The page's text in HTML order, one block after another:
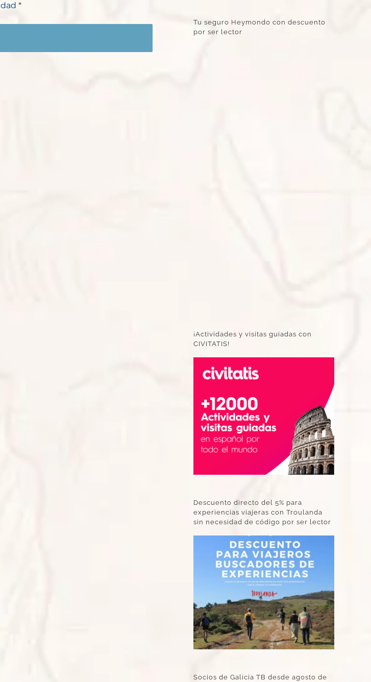
*
Tu seguro Heymondo con descuento
por ser lector
¡Actividades y visitas guiadas con
CIVITATIS!
Descuento directo del 5% para
experiencias viajeras con Troulanda
sin necesidad de código por ser lector
Socios de Galicia TB desde agosto de